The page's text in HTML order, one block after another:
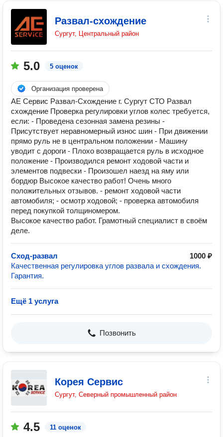
Развал-схождение
Сургут, Центральный район
5.0 5 оценок
Организация проверена
АЕ Сервис Развал-Схождение г. Сургут СТО Развал
схождение Проверка регулировки углов колес требуется,
если: - Проведена сезонная замена резины -
Присутствует неравномерный износ шин - При движении
прямо руль не в центральном положении - Машину
уводит с дороги - Плохо возвращается руль в исходное
положение - Производился ремонт ходовой части и
элементов подвески - Произошел наезд на яму или
бордюр Высокое качество работ! Очень много
положительных отзывов. - ремонт ходовой части
автомобиля; - осмотр ходовой; - проверка автомобиля
перед покупкой толщиномером.
Высокое качество работ. Грамотный специалист в своём
деле.
Сход-развал
1000 ₽
Качественная регулировка углов развала и схождения.
Гарантия.
Ещё 1 услуга
Позвонить
Корея Сервис
Сургут, Северный промышленный район
4.5 11 оценок